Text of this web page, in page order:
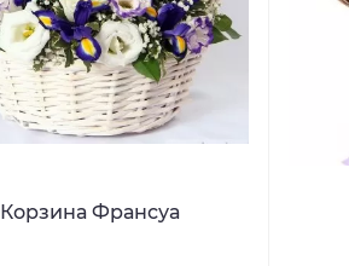
Корзина Франсуа